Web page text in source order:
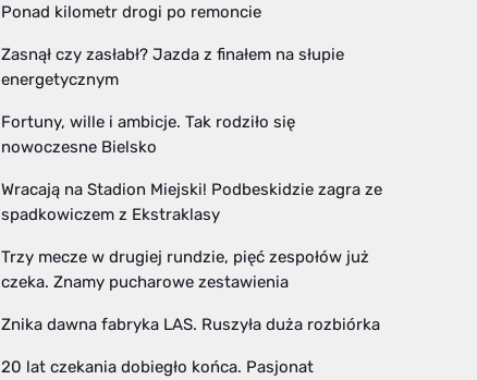
Ponad kilometr drogi po remoncie
Zasnął czy zasłabł? Jazda z finałem na słupie
energetycznym
Fortuny, wille i ambicje. Tak rodziło się
nowoczesne Bielsko
Wracają na Stadion Miejski! Podbeskidzie zagra ze
spadkowiczem z Ekstraklasy
Trzy mecze w drugiej rundzie, pięć zespołów już
czeka. Znamy pucharowe zestawienia
Znika dawna fabryka LAS. Ruszyła duża rozbiórka
20 lat czekania dobiegło końca. Pasjonat